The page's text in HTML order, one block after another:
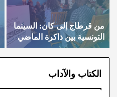
من قرطاج إلى كان: السينما
التونسية بين ذاكرة الماضي
وآفاق المستقبل”
الكتاب والآداب